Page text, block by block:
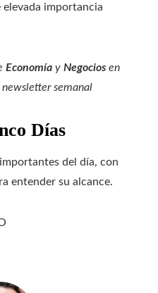
elevada importancia
Economía y Negocios en
newsletter semanal
Días
del día, con
entender su alcance.